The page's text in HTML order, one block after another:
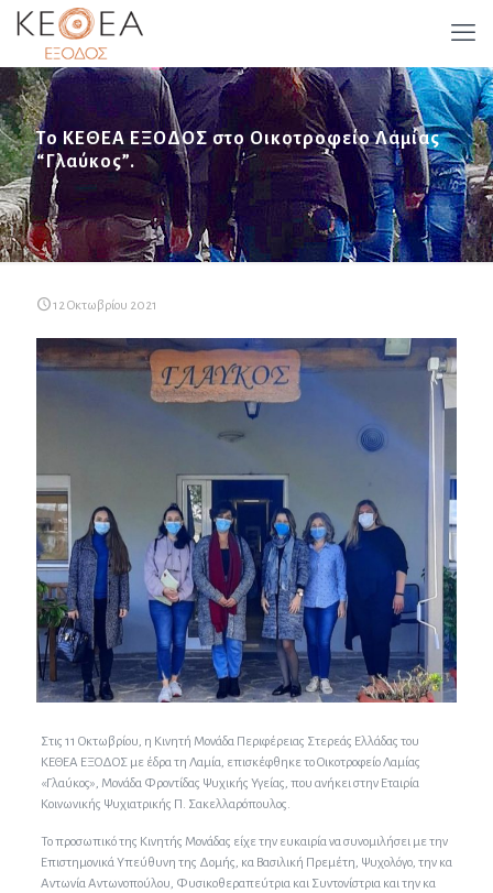
Το ΚΕΘΕΑ ΕΞΟΔΟΣ στο Οικοτροφείο Λαμίας
“Γλαύκος”.
12 Οκτωβρίου 2021
Στις 11 Οκτωβρίου, η Κινητή Μονάδα Περιφέρειας Στερεάς Ελλάδας του
ΚΕΘΕΑ ΕΞΟΔΟΣ με έδρα τη Λαμία, επισκέφθηκε το Οικοτροφείο Λαμίας
«Γλαύκος», Μονάδα Φροντίδας Ψυχικής Υγείας, που ανήκει στην Εταιρία
Κοινωνικής Ψυχιατρικής Π. Σακελλαρόπουλος.
Το προσωπικό της Κινητής Μονάδας είχε την ευκαιρία να συνομιλήσει με την
Επιστημονικά Υπεύθυνη της Δομής, κα Βασιλική Πρεμέτη, Ψυχολόγο, την κα
Αντωνία Αντωνοπούλου, Φυσικοθεραπεύτρια και Συντονίστρια και την κα